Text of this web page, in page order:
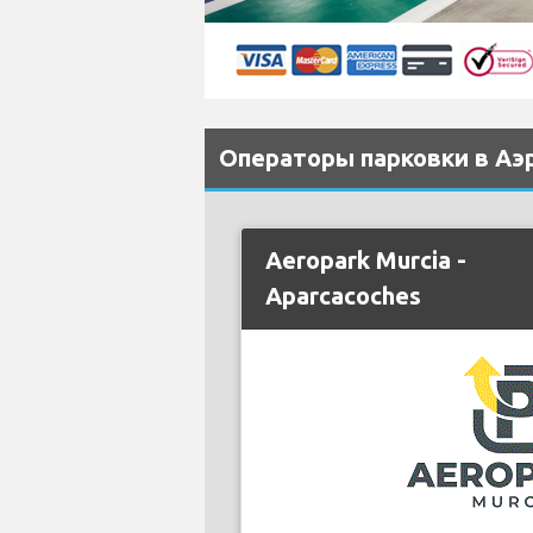
Операторы парковки в
Aeropark Murcia -
Aparcacoches